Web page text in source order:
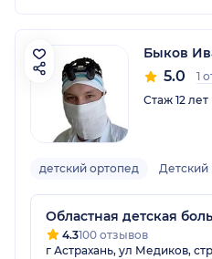
Быков
5.0
1
Стаж 12 лет
детский ортопед Детский
Областная детская
4.3100 отзывов
г Астрахань, ул Медиков,